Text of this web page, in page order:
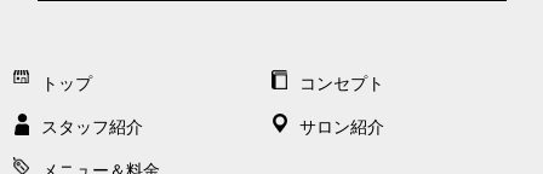
トップ コンセプト
スタッフ紹介 サロン紹介